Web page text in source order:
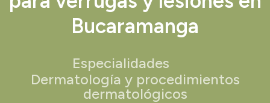
Bucaramanga
Especialidades
Dermatología y procedimientos
dermatológicos